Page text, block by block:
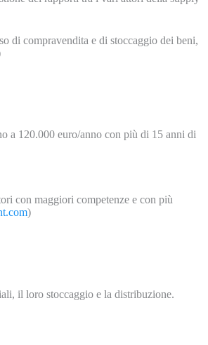
di compravendita e di stoccaggio dei beni,
a 120.000 euro/anno con più di 15 anni di
con maggiori competenze e con più
)
il loro stoccaggio e la distribuzione.